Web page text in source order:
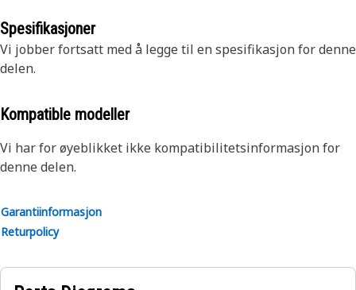
Spesifikasjoner
Vi jobber fortsatt med å legge til en spesifikasjon for denne
delen.
Kompatible modeller
Vi har for øyeblikket ikke kompatibilitetsinformasjon for
denne delen.
Garantiinformasjon
Returpolicy